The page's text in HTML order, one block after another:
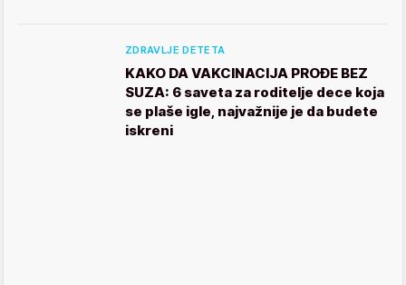
ZDRAVLJE DETETA
KAKO DA VAKCINACIJA PROĐE BEZ
SUZA: 6 saveta za roditelje dece koja
se plaše igle, najvažnije je da budete
iskreni